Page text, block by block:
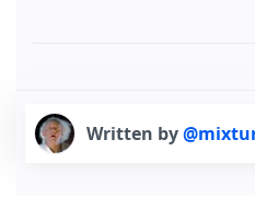
Written by